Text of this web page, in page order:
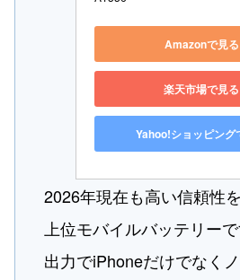
Amazonで見る
楽天市場で見る
Yahoo!ショッピング
2026年現在も高い信頼性
上位モバイルバッテリー
出力でiPhoneだけでなく